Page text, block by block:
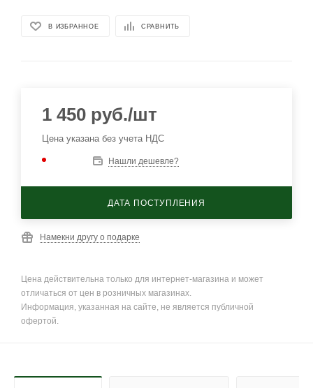
В ИЗБРАННОЕ СРАВНИТЬ
1 450 руб./шт
Цена указана без учета НДС
Нашли дешевле?
ДАТА ПОСТУПЛЕНИЯ
Намекни другу о подарке
Цена действительна только для интернет-магазина и может
отличаться от цен в розничных магазинах.
Информация, указанная на сайте, не является публичной
офертой.